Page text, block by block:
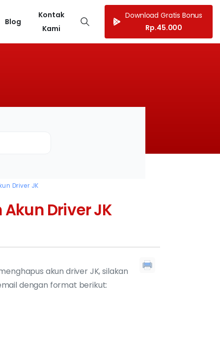
Blog
Kontak
Kami
Download Gratis Bonus
Rp.45.000
Driver JK
Driver JK
akun driver JK, silakan
dengan format berikut: